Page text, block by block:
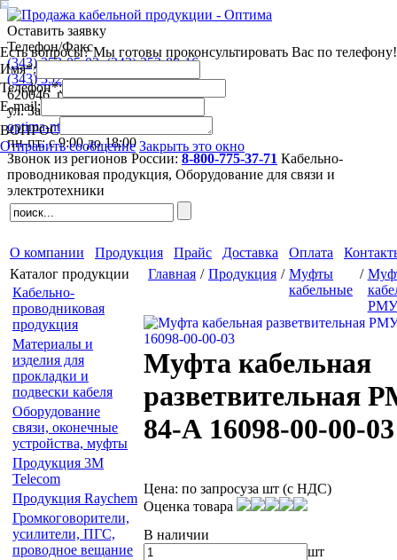
Оставить заявку
Телефон/Факс
(343)253-05-03,(343)253-80-16
(343)352-44-63,(343)352-41-53
620046,г. Екатеринбург
ул. Завокзальная 5, оф. 709
optima-nt@mail.ru
пн-пт: с 9:00 до 18:00
Звонок из регионов России: 8-800-775-37-71 Кабельно-
проводниковая продукция, Оборудование для связи и
электротехники
О компании Продукция Прайс Доставка Оплата
Каталог продукции
Кабельно-
проводниковая
продукция
Материалы и
изделия для
прокладки и
подвески кабеля
Оборудование
связи, оконечные
устройства, муфты
Продукция 3М
Telecom
Продукция Raychem
Громкоговорители,
усилители, ПГС,
проводное вещание
Главная / Продукция / Муфты
кабельные
/
РМУ
Муфта кабельная
разветвительная
84-А 16098-00-00-03
Цена: по запросуза шт (с НДС)
Оценка товара
В наличии
шт
Есть вопросы? Мы готовы проконсультировать Вас по телефону!
Имя*:
Телефон*:
E-mail:
ВОПРОС
Отправить сообщение Закрыть это окно